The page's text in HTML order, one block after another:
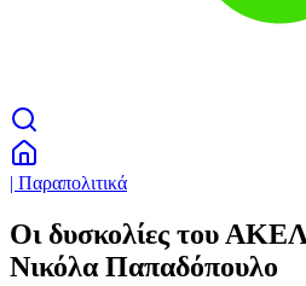
| Παραπολιτικά
Οι δυσκολίες του
Νικόλα Παπαδόπουλο